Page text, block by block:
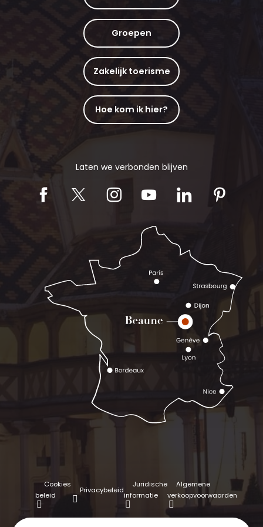
Groepen
Zakelijk toerisme
Hoe kom ik hier?
Laten we verbonden blijven
Cookies
beleid
Privacybeleid
Juridische
informatie
Algemene
verkoopvoorwaarden